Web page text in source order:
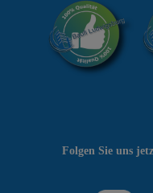
Folgen Sie uns